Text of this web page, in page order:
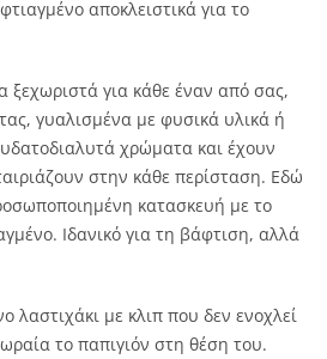
αποκλειστικά για το
ξεχωριστά για κάθε έναν από σας,
γυαλισμένα με φυσικά υλικά ή
χρώματα και έχουν
στην κάθε περίσταση. Εδώ
κατασκευή με το
Ιδανικό για τη βάφτιση, αλλά
λαστιχάκι με κλιπ που δεν ενοχλεί
το παπιγιόν στη θέση του.